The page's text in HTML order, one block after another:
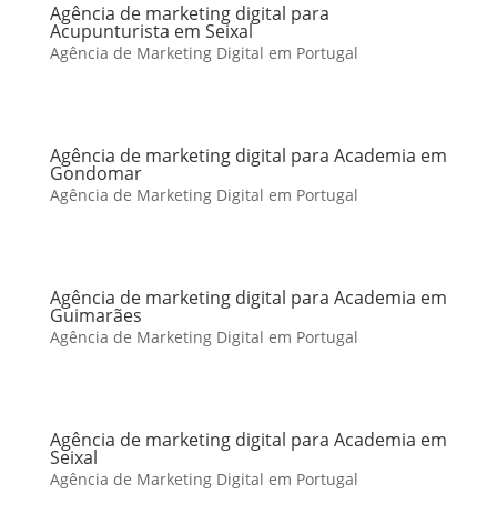
Agência de marketing digital para
Acupunturista em Seixal
Agência de Marketing Digital em Portugal
Agência de marketing digital para Academia em
Gondomar
Agência de Marketing Digital em Portugal
Agência de marketing digital para Academia em
Guimarães
Agência de Marketing Digital em Portugal
Agência de marketing digital para Academia em
Seixal
Agência de Marketing Digital em Portugal